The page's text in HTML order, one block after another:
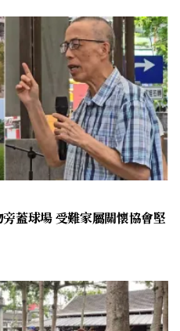
蓋球場 受難家屬關懷協會堅